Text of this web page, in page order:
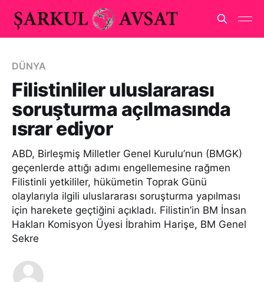
DÜNYA
Filistinliler uluslararası
soruşturma açılmasında
ısrar ediyor
ABD, Birleşmiş Milletler Genel Kurulu’nun (BMGK)
geçenlerde attığı adımı engellemesine rağmen
Filistinli yetkililer, hükümetin Toprak Günü
olaylarıyla ilgili uluslararası soruşturma yapılması
için harekete geçtiğini açıkladı. Filistin’in BM İnsan
Hakları Komisyon Üyesi İbrahim Harişe, BM Genel
Sekre